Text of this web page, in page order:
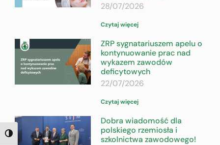
TOGGLE HIGH CONTRAST
28/07/2026
Czytaj więcej
ZRP sygnatariuszem apelu o
kontynuowanie prac nad
wykazem zawodów
deficytowych
22/07/2026
Czytaj więcej
Dobra wiadomość dla
polskiego rzemiosła i
szkolnictwa zawodowego!